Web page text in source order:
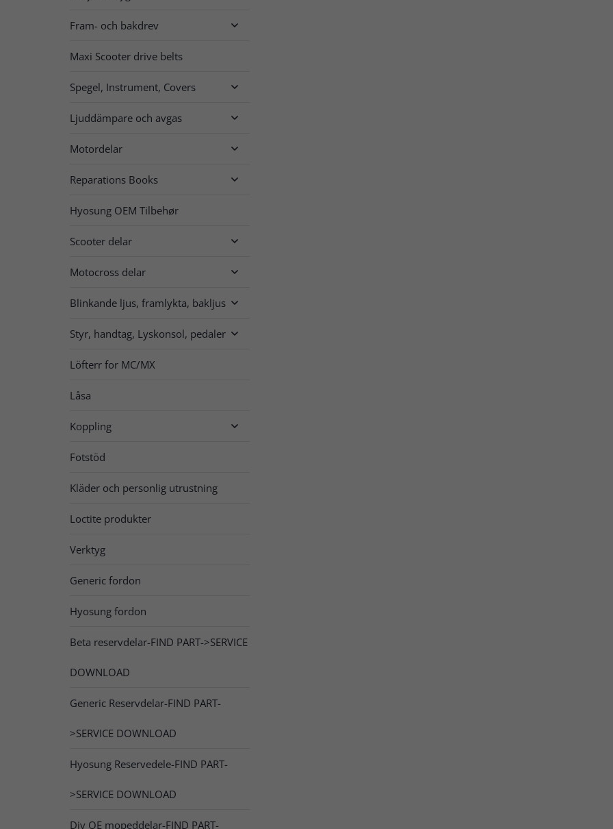
Fram- och bakdrev 
Maxi Scooter drive belts
Spegel, Instrument, Covers 
Ljuddämpare och avgas 
Motordelar 
Reparations Books 
Hyosung OEM Tilbehør
Scooter delar 
Motocross delar 
Blinkande ljus, framlykta, bakljus 
Styr, handtag, Lyskonsol, pedaler 
Löfterr for MC/MX
Låsa
Koppling 
Fotstöd
Kläder och personlig utrustning
Loctite produkter
Verktyg
Generic fordon
Hyosung fordon
Beta reservdelar-FIND PART->SERVICE
DOWNLOAD
Generic Reservdelar-FIND PART-
>SERVICE DOWNLOAD
Hyosung Reservedele-FIND PART-
>SERVICE DOWNLOAD
Div OE mopeddelar-FIND PART-